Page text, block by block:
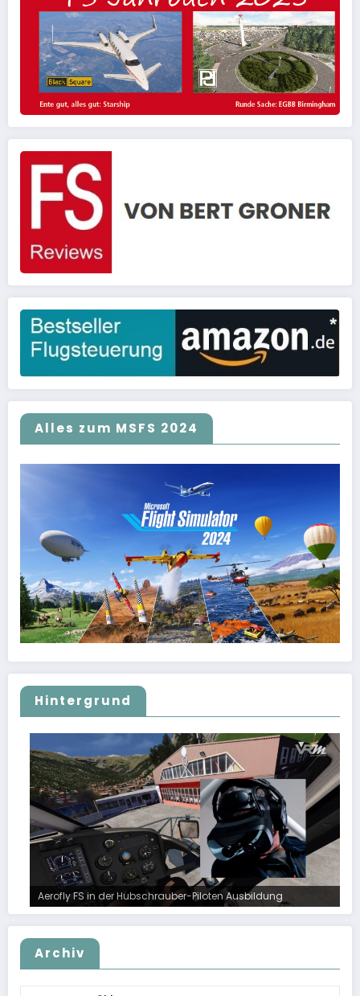
Alles zum MSFS 2024
Hintergrund
Aerofly FS in der Hubschrauber-Piloten Ausbildung
Archiv